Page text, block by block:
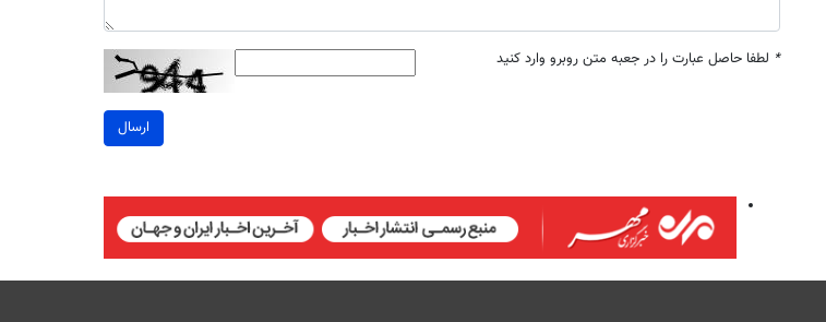
* لطفا حاصل عبارت را در جعبه متن روبرو وارد کنید
ارسال